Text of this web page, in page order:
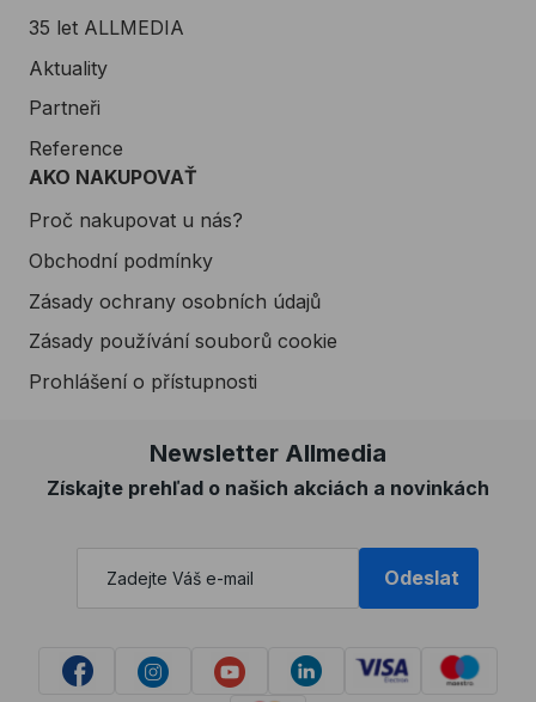
35 let ALLMEDIA
Aktuality
Partneři
Reference
AKO NAKUPOVAŤ
Proč nakupovat u nás?
Obchodní podmínky
Zásady ochrany osobních údajů
Zásady používání souborů cookie
Prohlášení o přístupnosti
Newsletter Allmedia
Získajte prehľad o našich akciách a novinkách
Odeslat